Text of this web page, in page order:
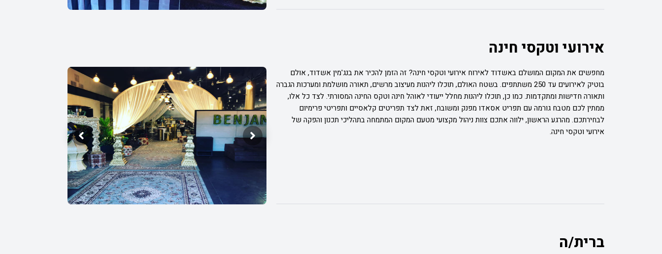
אירועי וטקסי חינה
מחפשים את המקום המושלם באשדוד לאירוח אירועי וטקסי חינה? זה הזמן להכיר את בנג'מין אשדוד, אולם
בוטיק לאירועים עד 250 משתתפים. בשטח האולם, תוכלו ליהנות מעיצוב מרשים, תאורה מושלמת ומערכות הגברה
ותאורה חדישות ומתקדמות. כמו כן, תוכלו ליהנות מחלל ייעודי לאוהל חינה וטקס החינה המסורתי. לצד כל אלו,
ממתין לכם מטבח גורמה עם תפריט אסאדו מפנק ומשובח, זאת לצד תפריטים קלאסיים ותפריטי פרימיום
לבחירתכם. מהרגע הראשון, ילווה אתכם צוות ניהול מקצועי מטעם המקום המתמחה בתהליכי תכנון והפקה של
אירועי וטקסי חינה.
ברית/ה